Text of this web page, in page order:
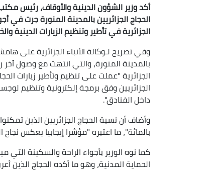
أكد وزير الشؤون الدينية والأوقاف، رئيس
الحجاج الجزائريين بالمدينة المنورة جرت
الجزائرية في تأطير وتنظيم الزيارات الدينية
وفي تصريح لـوكالة الأنباء الجزائرية على
بالمدينة المنورة، والتي انتهت مع وصول آخر
الجزائرية "عملت على تنظيم وتأطير زيارات
الجزائريين وفق برمجة إلكترونية وتنظيم
داخل الفنادق".
بالمائة"، ما اعتبره "مؤشرا إيجابيا يعكس نجاح
كما نوه الوزير بأجواء الراحة والسكينة
الحماية المدنية، وهو ما أكده الحجاج الذين